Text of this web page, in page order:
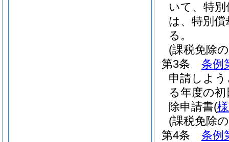
いて、特
は、特別
る。
(課税免除
第3条
条例
申請しよ
る年度の
除申請書(
(課税免除
第4条
条例